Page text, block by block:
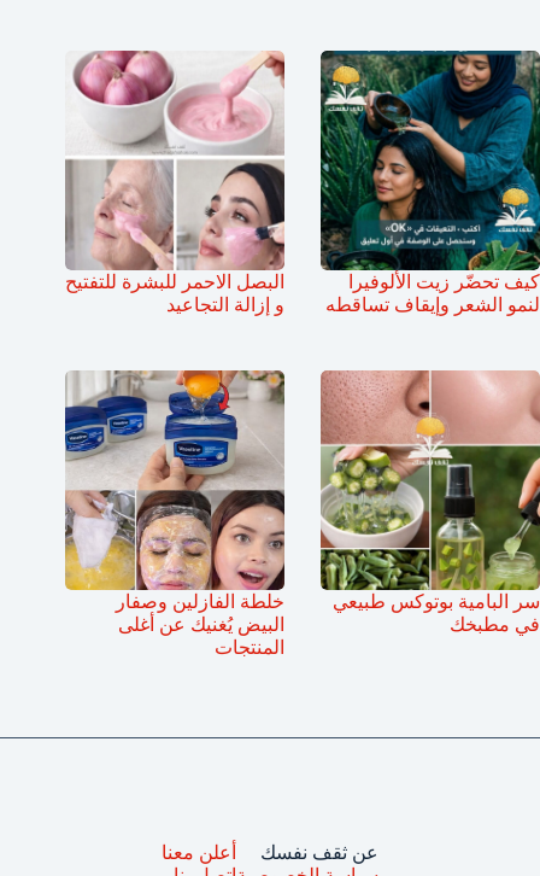
كيف تحضّر زيت الألوفيرا
لنمو الشعر وإيقاف تساقطه
البصل الاحمر للبشرة للتفتيح
و إزالة التجاعيد
سر البامية بوتوكس طبيعي
في مطبخك
خلطة الفازلين وصفار
البيض يُغنيك عن أغلى
المنتجات
عن ثقف نفسك
أعلن معنا